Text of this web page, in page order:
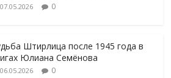
07.05.2026 0
Штирлица после 1945 года в
Юлиана Семёнова
06.05.2026 0